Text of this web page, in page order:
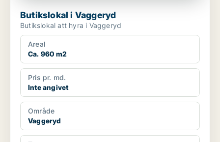
Butikslokal i Vaggeryd
Butikslokal att hyra i Vaggeryd
Areal
Ca. 960 m2
Pris pr. md.
Inte angivet
Område
Vaggeryd